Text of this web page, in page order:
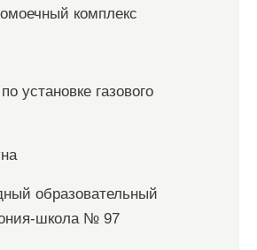
комплекс
установке газового
образовательный
школа № 97